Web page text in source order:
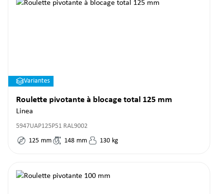
Variantes
Roulette pivotante à blocage total 125 mm
Linea
5947UAP125P51 RAL9002
125 mm 148 mm 130 kg